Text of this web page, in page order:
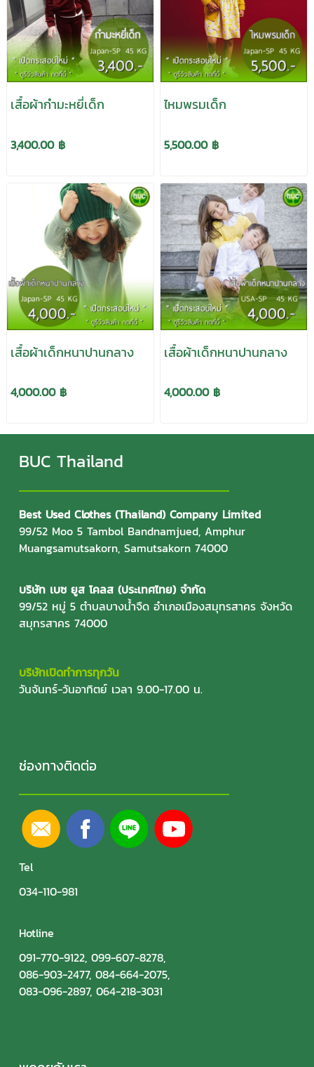
เสื้อผ้ากำมะหยี่เด็ก
3,400.00 ฿
ไหมพรมเด็ก
5,500.00 ฿
เสื้อผ้าเด็กหนาปานกลาง
4,000.00 ฿
เสื้อผ้าเด็กหนาปานกลาง
4,000.00 ฿
BUC Thailand
Best Used Clothes (Thailand) Company Limited
99/52 Moo 5 Tambol Bandnamjued, Amphur
Muangsamutsakorn, Samutsakorn 74000
บริษัท เบซ ยูส โคลส (ประเทศไทย) จำกัด
99/52 หมู่ 5 ตำบลบางน้ำจืด อำเภอเมืองสมุทรสาคร จังหวัด
สมุทรสาคร 74000
บริษัทเปิดทำการทุกวัน
วันจันทร์-วันอาทิตย์ เวลา 9.00-17.00 น.
ช่องทางติดต่อ
Tel
034-110-981
Hotline
091-770-9122, 099-607-8278,
086-903-2477, 084-664-2075,
083-096-2897, 064-218-3031